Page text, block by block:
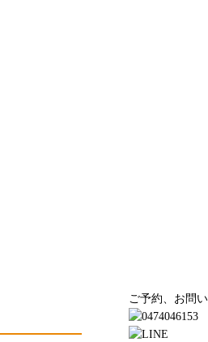
ご予約、お問